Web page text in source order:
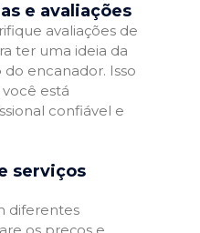
e avaliações
avaliações de
ter uma ideia da
encanador. Isso
está
confiável e
serviços
diferentes
os preços e